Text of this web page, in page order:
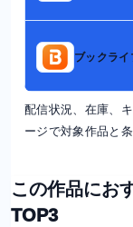
ブックライ
配信状況、在庫、
ージで対象作品と
この作品にお
TOP3